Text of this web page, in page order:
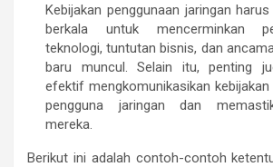
Kebijakan penggunaan jaringan
berkala untuk mencerminkan
teknologi, tuntutan bisnis, dan
baru muncul. Selain itu, penting
efektif mengkomunikasikan
pengguna jaringan dan
mereka.
Berikut ini adalah contoh-contoh